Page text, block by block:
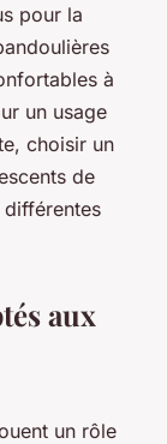
pour la
à
un usage
choisir un
de
différentes
aux
un rôle